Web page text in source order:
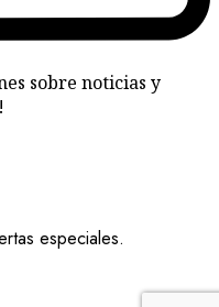
sobre noticias y
especiales.